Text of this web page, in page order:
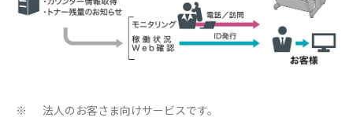
※ 法人のお客さま向けサービスです。